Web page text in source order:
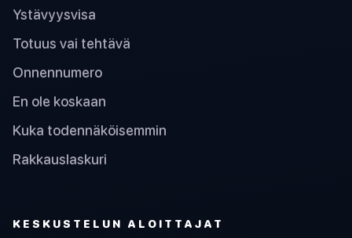
Ystävyysvisa
Totuus vai tehtävä
Onnennumero
En ole koskaan
Kuka todennäköisemmin
Rakkauslaskuri
KESKUSTELUN ALOITTAJAT